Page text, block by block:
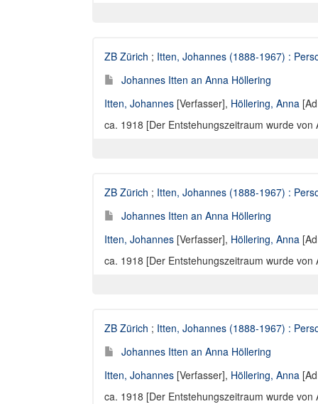
ZB Zürich ; Itten, Johannes (1888-1967) :
Johannes Itten an Anna Höllering
Itten, Johannes [Verfasser], Höllering, Anna
ca. 1918 [Der Entstehungszeitraum wurde
ZB Zürich ; Itten, Johannes (1888-1967) :
Johannes Itten an Anna Höllering
Itten, Johannes [Verfasser], Höllering, Anna
ca. 1918 [Der Entstehungszeitraum wurde
ZB Zürich ; Itten, Johannes (1888-1967) :
Johannes Itten an Anna Höllering
Itten, Johannes [Verfasser], Höllering, Anna
ca. 1918 [Der Entstehungszeitraum wurde